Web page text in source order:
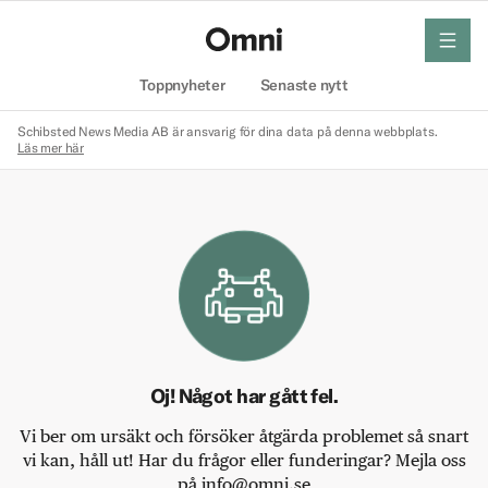
Toppnyheter Senaste nytt
meny
Schibsted News Media AB är ansvarig för dina data på denna webbplats.
Läs mer här
Oj! Något har gått fel.
Vi ber om ursäkt och försöker åtgärda problemet så snart
vi kan, håll ut! Har du frågor eller funderingar? Mejla oss